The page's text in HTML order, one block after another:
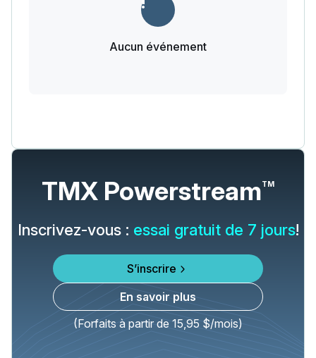
Aucun événement
TMX PowerstreamTM
Inscrivez-vous : essai gratuit de 7 jours!
S’inscrire
En savoir plus
(Forfaits à partir de 15,95 $/mois)